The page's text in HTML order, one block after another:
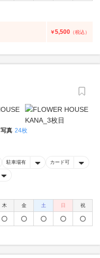
￥5,500 （税込）
写真 24枚
駐車場有 カード可
木 金 土 日 祝